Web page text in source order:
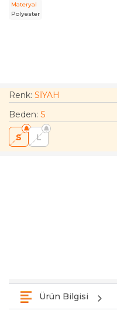
Materyal
Polyester
Renk: SİYAH
Beden: S
S L
Ürün Bilgisi